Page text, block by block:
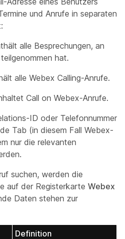
und Anrufe in separaten
alle Besprechungen, an
hat.
alle Webex Calling-Anrufe.
Call on Webex-Anrufe.
ID oder Telefonnummer
Tab (in diesem Fall Webex-
nur die relevanten
suchen, werden die
auf der Registerkarte Webex
Daten stehen zur
Definition